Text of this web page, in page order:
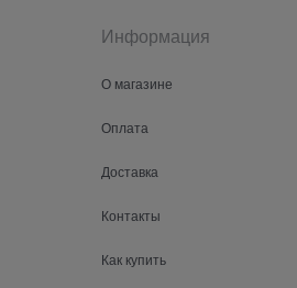
Информация
О магазине
Оплата
Доставка
Контакты
Как купить